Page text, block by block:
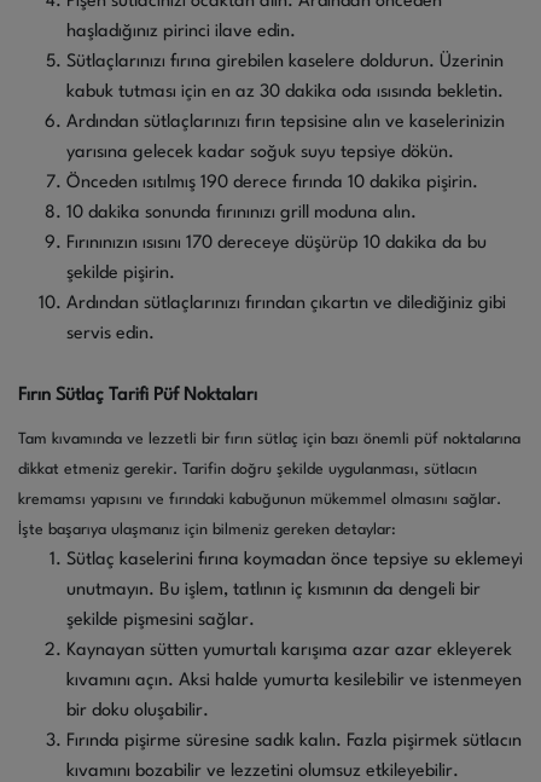
haşladığınız pirinci ilave edin.
Sütlaçlarınızı fırına girebilen kaselere doldurun. Üzerinin
kabuk tutması için en az 30 dakika oda ısısında bekletin.
Ardından sütlaçlarınızı fırın tepsisine alın ve kaselerinizin
yarısına gelecek kadar soğuk suyu tepsiye dökün.
Önceden ısıtılmış 190 derece fırında 10 dakika pişirin.
10 dakika sonunda fırınınızı grill moduna alın.
Fırınınızın ısısını 170 dereceye düşürüp 10 dakika da bu
şekilde pişirin.
Ardından sütlaçlarınızı fırından çıkartın ve dilediğiniz gibi
servis edin.
Fırın Sütlaç Tarifi Püf Noktaları
Tam kıvamında ve lezzetli bir fırın sütlaç için bazı önemli püf noktalarına
dikkat etmeniz gerekir. Tarifin doğru şekilde uygulanması, sütlacın
kremamsı yapısını ve fırındaki kabuğunun mükemmel olmasını sağlar.
İşte başarıya ulaşmanız için bilmeniz gereken detaylar:
Sütlaç kaselerini fırına koymadan önce tepsiye su eklemeyi
unutmayın. Bu işlem, tatlının iç kısmının da dengeli bir
şekilde pişmesini sağlar.
Kaynayan sütten yumurtalı karışıma azar azar ekleyerek
kıvamını açın. Aksi halde yumurta kesilebilir ve istenmeyen
bir doku oluşabilir.
Fırında pişirme süresine sadık kalın. Fazla pişirmek sütlacın
kıvamını bozabilir ve lezzetini olumsuz etkileyebilir.